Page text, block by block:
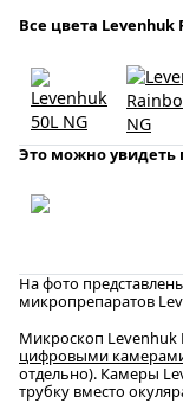
Все цвета Levenhuk
Это можно увидеть
На фото
микропрепаратов
Микроскоп Levenhuk
цифровыми
отдельно). Камеры
трубку вместо